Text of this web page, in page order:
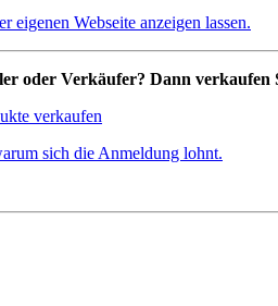
eigenen Webseite anzeigen lassen.
oder Verkäufer? Dann
verkaufen
sich die Anmeldung lohnt.